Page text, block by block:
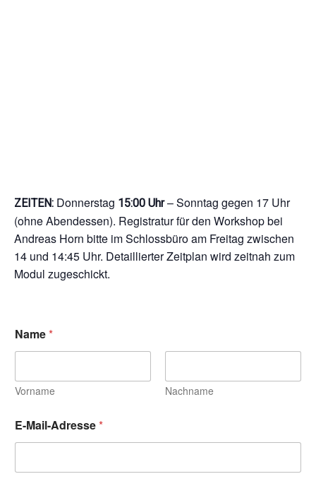
ZEITEN: Donnerstag 15:00 Uhr– Sonntag gegen 17 Uhr
(ohne Abendessen). Registratur für den Workshop bei
Andreas Horn bitte im Schlossbüro am Freitag zwischen
14 und 14:45 Uhr. Detaillierter Zeitplan wird zeitnah zum
Modul zugeschickt.
Name*
Vorname Nachname
e
r
ö
E-Mail-Adresse*